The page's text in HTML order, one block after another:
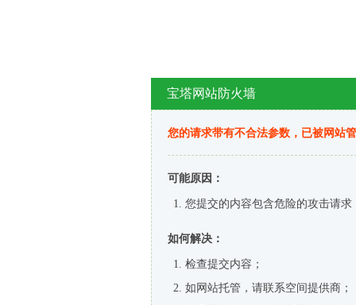
宝塔网站防火墙
您的请求带有不合法参数，已被网站
可能原因：
您提交的内容包含危险的攻击请求
如何解决：
检查提交内容；
如网站托管，请联系空间提供商；